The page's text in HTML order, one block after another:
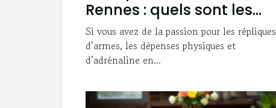
Rennes : quels sont les
bons plans ?
Si vous avez de la passion pour les répliques
d’armes, les dépenses physiques et
d’adrénaline en...